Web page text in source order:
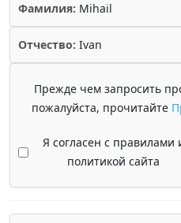
Фамилия: Mihail
Отчество: Ivan
Прежде чем запросить
пожалуйста, прочитайте
Я согласен с правилами
политикой сайта